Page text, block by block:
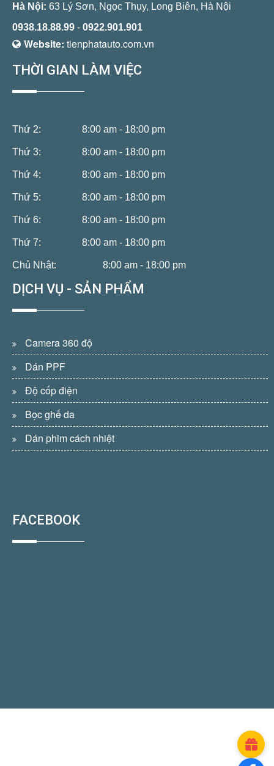
Hà Nội: 63 Lý Sơn, Ngọc Thụy, Long Biên, Hà Nội
0938.18.88.99 - 0922.901.901
Website: tienphatauto.com.vn
THỜI GIAN LÀM VIỆC
Thứ 2: 8:00 am - 18:00 pm
Thứ 3: 8:00 am - 18:00 pm
Thứ 4: 8:00 am - 18:00 pm
Thứ 5: 8:00 am - 18:00 pm
Thứ 6: 8:00 am - 18:00 pm
Thứ 7: 8:00 am - 18:00 pm
Chủ Nhật: 8:00 am - 18:00 pm
DỊCH VỤ - SẢN PHẨM
Camera 360 độ
Dán PPF
Độ cốp điện
Bọc ghế da
Dán phim cách nhiệt
FACEBOOK